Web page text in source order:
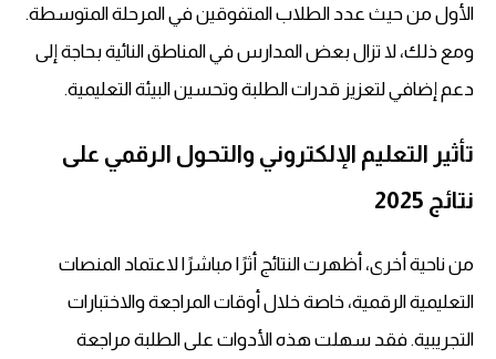
الأول من حيث عدد الطلاب المتفوقين في المرحلة المتوسطة.
ومع ذلك، لا تزال بعض المدارس في المناطق النائية بحاجة إلى
دعم إضافي لتعزيز قدرات الطلبة وتحسين البيئة التعليمية.
تأثير التعليم الإلكتروني والتحول الرقمي على
نتائج 2025
من ناحية أخرى، أظهرت النتائج أثرًا مباشرًا لاعتماد المنصات
التعليمية الرقمية، خاصة خلال أوقات المراجعة والاختبارات
التجريبية. فقد سهلت هذه الأدوات على الطلبة مراجعة